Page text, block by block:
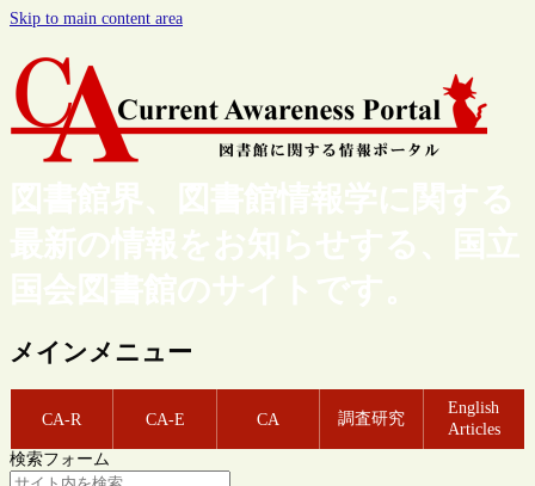
Skip to main content area
図書館界、図書館情報学に関する
最新の情報をお知らせする、国立
国会図書館のサイトです。
メインメニュー
CA-R CA-E CA 調査研究
English
Articles
検索フォーム